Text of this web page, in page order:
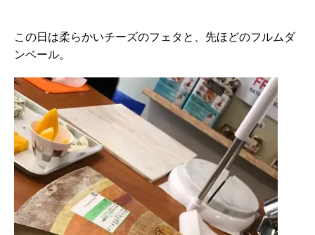
この日は柔らかいチーズのフェタと、先ほどのフルムダ
ンベール。